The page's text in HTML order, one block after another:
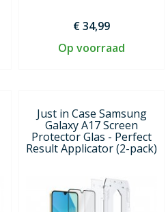
€ 34,99
Op voorraad
Just in Case Samsung
Galaxy A17 Screen
Protector Glas - Perfect
Result Applicator (2-pack)